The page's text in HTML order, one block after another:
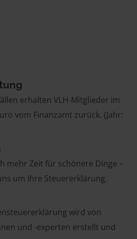
erhalten VLH-Mitglieder im
vom Finanzamt zurück. (Jahr:
mehr Zeit für schönere Dinge –
um Ihre Steuererklärung.
wird von
und -experten erstellt und